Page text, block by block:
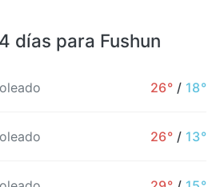
días para Fushun
26° / 18°
26° / 13°